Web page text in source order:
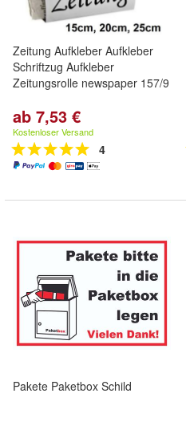
Zeitung Aufkleber Aufkleber
Schriftzug Aufkleber
Zeitungsrolle newspaper 157/9
ab 7,53 €
Kostenloser Versand
4
Pakete Paketbox Schild